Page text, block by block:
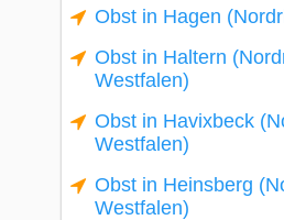
Obst in Hagen
Obst in Haltern
Westfalen)
Obst in Havixbeck
Westfalen)
Obst in Heinsberg
Westfalen)